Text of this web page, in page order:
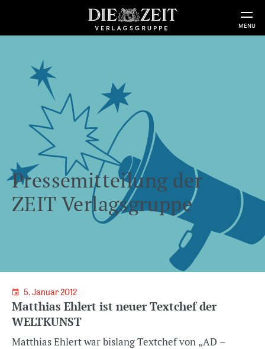
MENU
Pressemitteilung der
ZEIT Verlagsgruppe
5. Januar 2012
Matthias Ehlert ist neuer Textchef der
WELTKUNST
Matthias Ehlert war bislang Textchef von „AD –